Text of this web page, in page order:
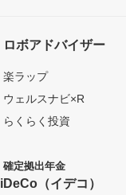
ロボアドバイザー
楽ラップ
ウェルスナビ×R
らくらく投資
確定拠出年金
iDeCo（イデコ）